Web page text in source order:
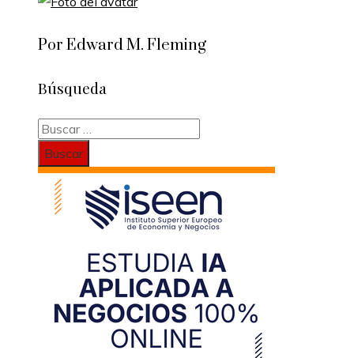
Por Edward M. Fleming
Búsqueda
Buscar: